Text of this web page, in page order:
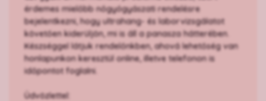
érdemes mielőbb nőgyógyászati rendelésre
bejelentkezni, hogy ultrahang- és laborvizsgálatot
követően kiderüljön, mi is áll a panasza hátterében.
Készséggel látjuk rendelőnkben, ahová lehetőség van
honlapunkon keresztül online, illetve telefonon is
időpontot foglalni.
Üdvözlettel: